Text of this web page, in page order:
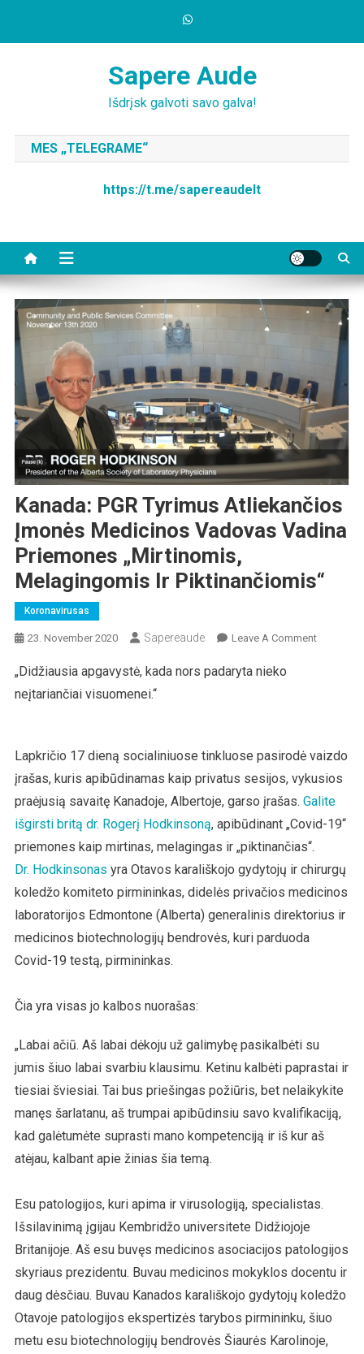
Sapere Aude
Išdrįsk galvoti savo galva!
MES „TELEGRAME“
https://t.me/sapereaudelt
Kanada: PGR Tyrimus Atliekančios
Įmonės Medicinos Vadovas Vadina
Priemones „mirtinomis,
Melagingomis Ir Piktinančiomis“
Koronavirusas
23. November 2020 Sapereaude Leave A CommentOn
Vadina
Ir
„Didžiausia apgavystė, kada nors padaryta nieko
neįtariančiai visuomenei.“
Lapkričio 17 dieną socialiniuose tinkluose pasirodė vaizdo
įrašas, kuris apibūdinamas kaip privatus sesijos, vykusios
praėjusią savaitę Kanadoje, Albertoje, garso įrašas. Galite
išgirsti britą dr. Rogerį Hodkinsoną, apibūdinant „Covid-19“
priemones kaip mirtinas, melagingas ir „piktinančias“.
Dr. Hodkinsonas yra Otavos karališkojo gydytojų ir chirurgų
koledžo komiteto pirmininkas, didelės privačios medicinos
laboratorijos Edmontone (Alberta) generalinis direktorius ir
medicinos biotechnologijų bendrovės, kuri parduoda
Covid-19 testą, pirmininkas.
Čia yra visas jo kalbos nuorašas:
„Labai ačiū. Aš labai dėkoju už galimybę pasikalbėti su
jumis šiuo labai svarbiu klausimu. Ketinu kalbėti paprastai ir
tiesiai šviesiai. Tai bus priešingas požiūris, bet nelaikykite
manęs šarlatanu, aš trumpai apibūdinsiu savo kvalifikaciją,
kad galėtumėte suprasti mano kompetenciją ir iš kur aš
atėjau, kalbant apie žinias šia temą.
Esu patologijos, kuri apima ir virusologiją, specialistas.
Išsilavinimą įgijau Kembridžo universitete Didžiojoje
Britanijoje. Aš esu buvęs medicinos asociacijos patologijos
skyriaus prezidentu. Buvau medicinos mokyklos docentu ir
daug dėsčiau. Buvau Kanados karališkojo gydytojų koledžo
Otavoje patologijos ekspertizės tarybos pirmininku, šiuo
metu esu biotechnologijų bendrovės Šiaurės Karolinoje,